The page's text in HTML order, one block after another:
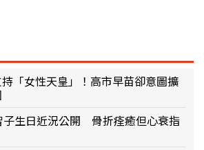
「女性天皇」！高市早苗卻意圖擴
子生日近況公開 骨折痊癒但心衰指